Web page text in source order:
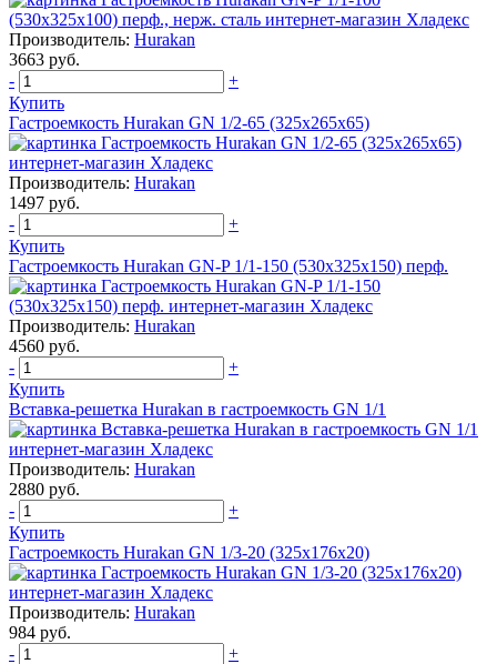
Производитель: Hurakan
3663 руб.
-
+
Купить
Гастроемкость Hurakan GN 1/2-65 (325x265x65)
Производитель: Hurakan
1497 руб.
-
+
Купить
Гастроемкость Hurakan GN-P 1/1-150 (530х325х150) перф.
Производитель: Hurakan
4560 руб.
-
+
Купить
Вставка-решетка Hurakan в гастроемкость GN 1/1
Производитель: Hurakan
2880 руб.
-
+
Купить
Гастроемкость Hurakan GN 1/3-20 (325x176x20)
Производитель: Hurakan
984 руб.
-
+